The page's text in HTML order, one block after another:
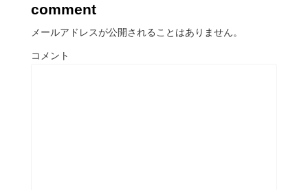
comment
メールアドレスが公開されることはありません。
コメント